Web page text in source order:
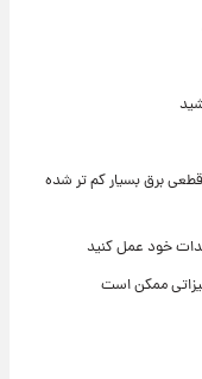
قطعی برق بسیار کم تر شده
خود عمل کنید
ممکن است